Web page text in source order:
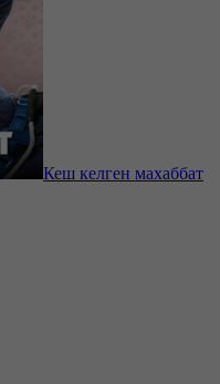
Кеш келген махаббат